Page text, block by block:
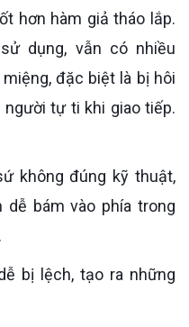
hơn hàm giả tháo lắp.
dụng, vẫn có nhiều
đặc biệt là bị hôi
tự ti khi giao tiếp.
bám vào phía trong